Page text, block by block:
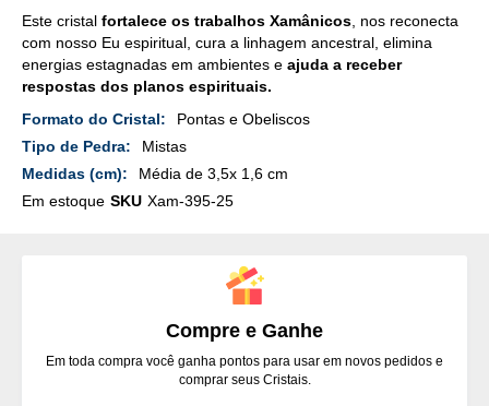
Este cristal fortalece os trabalhos Xamânicos , nos reconecta
com nosso Eu espiritual, cura a linhagem ancestral, elimina
energias estagnadas em ambientes e ajuda a receber
respostas dos planos espirituais.
Mais
Detalhes
Pontas e Obeliscos
Mistas
Média de 3,5x 1,6 cm
Em estoque SKU Xam-395-25
Compre e Ganhe
Em toda compra você ganha pontos para usar em novos pedidos e
comprar seus Cristais.